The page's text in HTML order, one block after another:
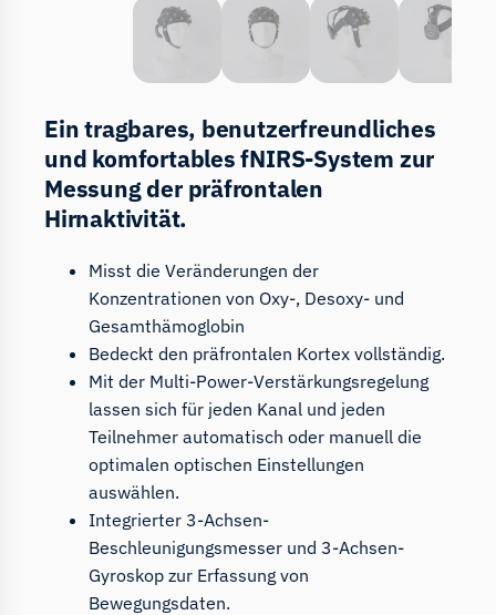
Ein tragbares, benutzerfreundliches
und komfortables fNIRS-System zur
Messung der präfrontalen
Hirnaktivität.
Misst die Veränderungen der
Konzentrationen von Oxy-, Desoxy- und
Gesamthämoglobin
Bedeckt den präfrontalen Kortex vollständig.
Mit der Multi-Power-Verstärkungsregelung
lassen sich für jeden Kanal und jeden
Teilnehmer automatisch oder manuell die
optimalen optischen Einstellungen
auswählen.
Integrierter 3-Achsen-
Beschleunigungsmesser und 3-Achsen-
Gyroskop zur Erfassung von
Bewegungsdaten.